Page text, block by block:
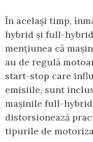
În același timp,
hybrid și full-
mențiunea că
au de regulă
start-stop care
emisiile, sunt
mașinile full-hybrid
distorsionează
tipurile de